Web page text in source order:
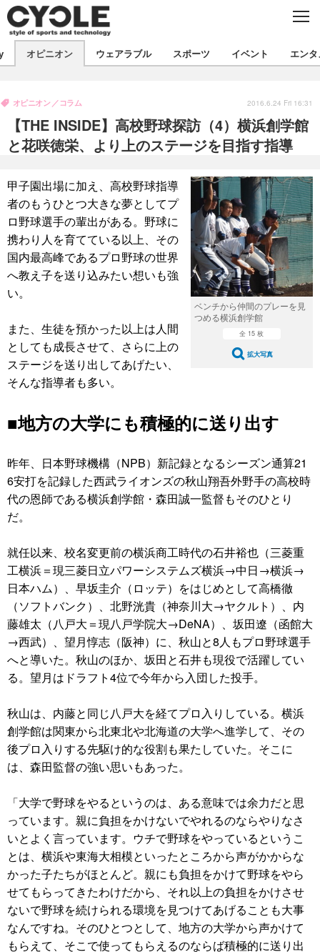
C
製品/用品
衣類
飲食
バックナンバー
コラム
インプレ
ボイス
デバイス
ビジネス
国内
スポーツ
選手
写真
動画
試乗会
スポーツ
ツアー
文化
エンタメ
芸能
出版／映画
話題
ファッション
デザイン
写真
ライフ
社会
政治
ハウツー
オピニオン ウェアラブル スポーツ イベント エンタ
【THE INSIDE】高校野球探訪（4）横浜創学館
と花咲徳栄、より上のステージを目指す指導
オピニオン コラム 2016.6.24 Fri 16:31
ベンチから仲間のプレーを見
つめる横浜創学館
全 15 枚
拡大写真
甲子園出場に加え、高校野球指導
者のもうひとつ大きな夢としてプ
ロ野球選手の輩出がある。野球に
携わり人を育てている以上、その
国内最高峰であるプロ野球の世界
へ教え子を送り込みたい想いも強
い。
また、生徒を預かった以上は人間
としても成長させて、さらに上の
ステージを送り出してあげたい、
そんな指導者も多い。
■地方の大学にも積極的に送り出す
昨年、日本野球機構（NPB）新記録となるシーズン通算21
6安打を記録した西武ライオンズの秋山翔吾外野手の高校時
代の恩師である横浜創学館・森田誠一監督もそのひとり
だ。
就任以来、校名変更前の横浜商工時代の石井裕也（三菱重
工横浜＝現三菱日立パワーシステムズ横浜→中日→横浜→
日本ハム）、早坂圭介（ロッテ）をはじめとして高橋徹
（ソフトバンク）、北野洸貴（神奈川大→ヤクルト）、内
藤雄太（八戸大＝現八戸学院大→DeNA）、坂田遼（函館大
→西武）、望月惇志（阪神）に、秋山と8人もプロ野球選手
へと導いた。秋山のほか、坂田と石井も現役で活躍してい
る。望月はドラフト4位で今年から入団した投手。
秋山は、内藤と同じ八戸大を経てプロ入りしている。横浜
創学館は関東から北東北や北海道の大学へ進学して、その
後プロ入りする先駆け的な役割も果たしていた。そこに
は、森田監督の強い思いもあった。
「大学で野球をやるというのは、ある意味では余力だと思
っています。親に負担をかけないでやれるのならやりなさ
いとよく言っています。ウチで野球をやっているというこ
とは、横浜や東海大相模といったところから声がかからな
かった子たちがほとんど。親にも負担をかけて野球をやら
せてもらってきたわけだから、それ以上の負担をかけさせ
ないで野球を続けられる環境を見つけてあげることも大事
なんですね。そのひとつとして、地方の大学から声かけて
もらえて、そこで使ってもらえるのならば積極的に送り出